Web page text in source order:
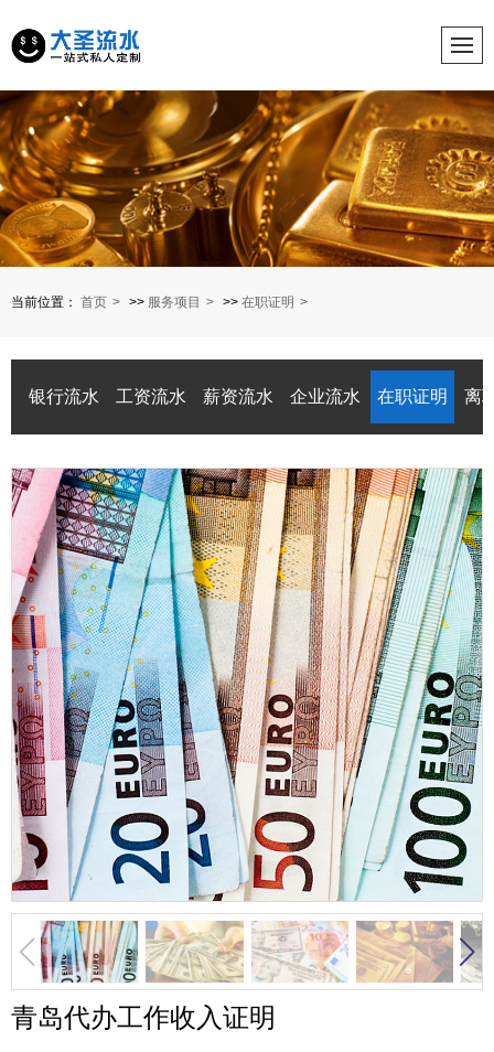
当前位置： 首页 >> 服务项目 >> 在职证明
银行流水 工资流水 薪资流水 企业流水 在职证明 离
青岛代办工作收入证明